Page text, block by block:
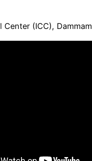
Center (ICC), Dammam